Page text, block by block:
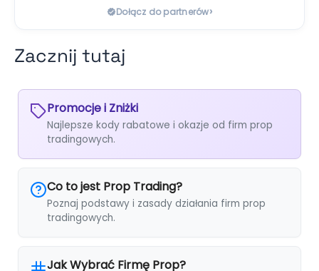
Dołącz do partnerów›
Zacznij tutaj
Promocje i Zniżki
Najlepsze kody rabatowe i okazje od firm prop
tradingowych.
Co to jest Prop Trading?
Poznaj podstawy i zasady działania firm prop
tradingowych.
Jak Wybrać Firmę Prop?